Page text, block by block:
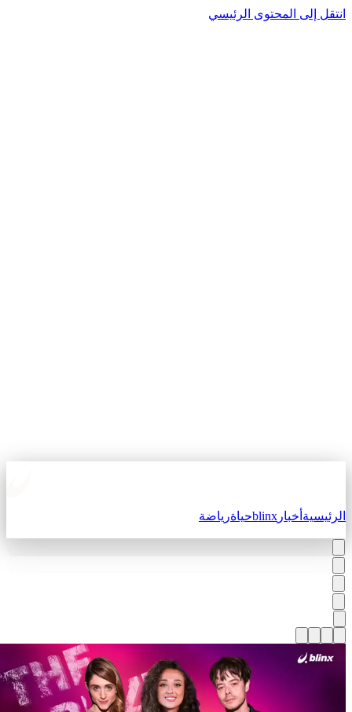
إلى المحتوى الرئيسي
أخبارblinxحياةرياضة